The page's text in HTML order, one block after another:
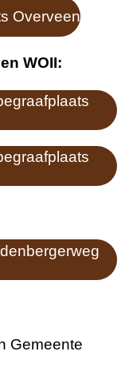
Overveen
WOII:
Gemeente